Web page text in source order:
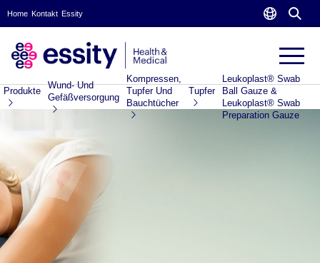
Home Kontakt Essity
Produkte
Wund- Und
Gefäßversorgung
Kompressen,
Tupfer Und
Bauchtücher
Tupfer
Leukoplast® Swab
Ball Gauze &
Leukoplast® Swab
Preparation Gauze